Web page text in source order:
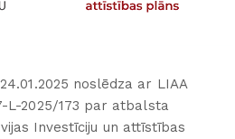
noslēdza ar LIAA
L-2025/173 par atbalsta
Investīciju un attīstības